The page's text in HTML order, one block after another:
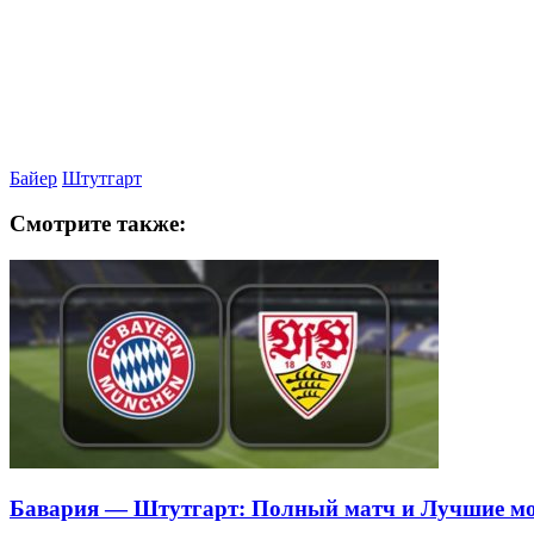
Байер Штутгарт
Смотрите также:
Бавария — Штутгарт: Полный матч и Лучшие